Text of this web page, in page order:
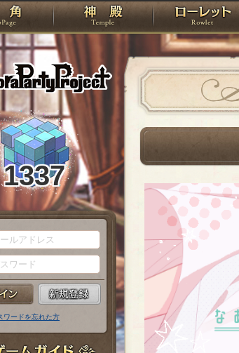
PandoraPartyProject
TOP 神殿
1337
ワードを忘れた方